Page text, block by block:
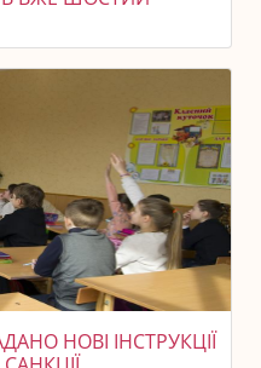
НОВІ ІНСТРУКЦІЇ